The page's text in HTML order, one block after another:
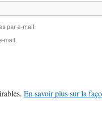
par e-mail.
mail.
En savoir plus sur la